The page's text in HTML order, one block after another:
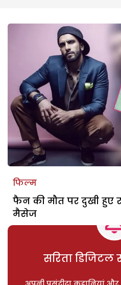
फिल्म
फैन की मौत पर दुखी हुए
मैसेज
सरिता डिजिटल